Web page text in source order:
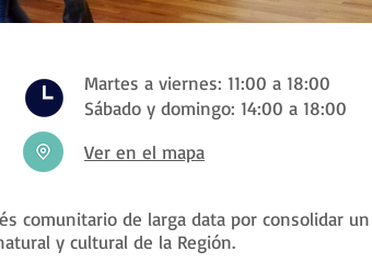
Martes a viernes: 11:00 a 18:00
Sábado y domingo: 14:00 a 18:00
Ver en el mapa
comunitario de larga data por consolidar
y cultural de la Región.